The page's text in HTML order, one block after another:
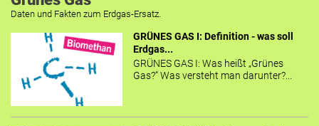
Daten und Fakten zum Erdgas-Ersatz.
GRÜNES GAS I: Definition - was soll
Erdgas...
GRÜNES GAS I: Was heißt „Grünes
Gas?“ Was versteht man darunter?...